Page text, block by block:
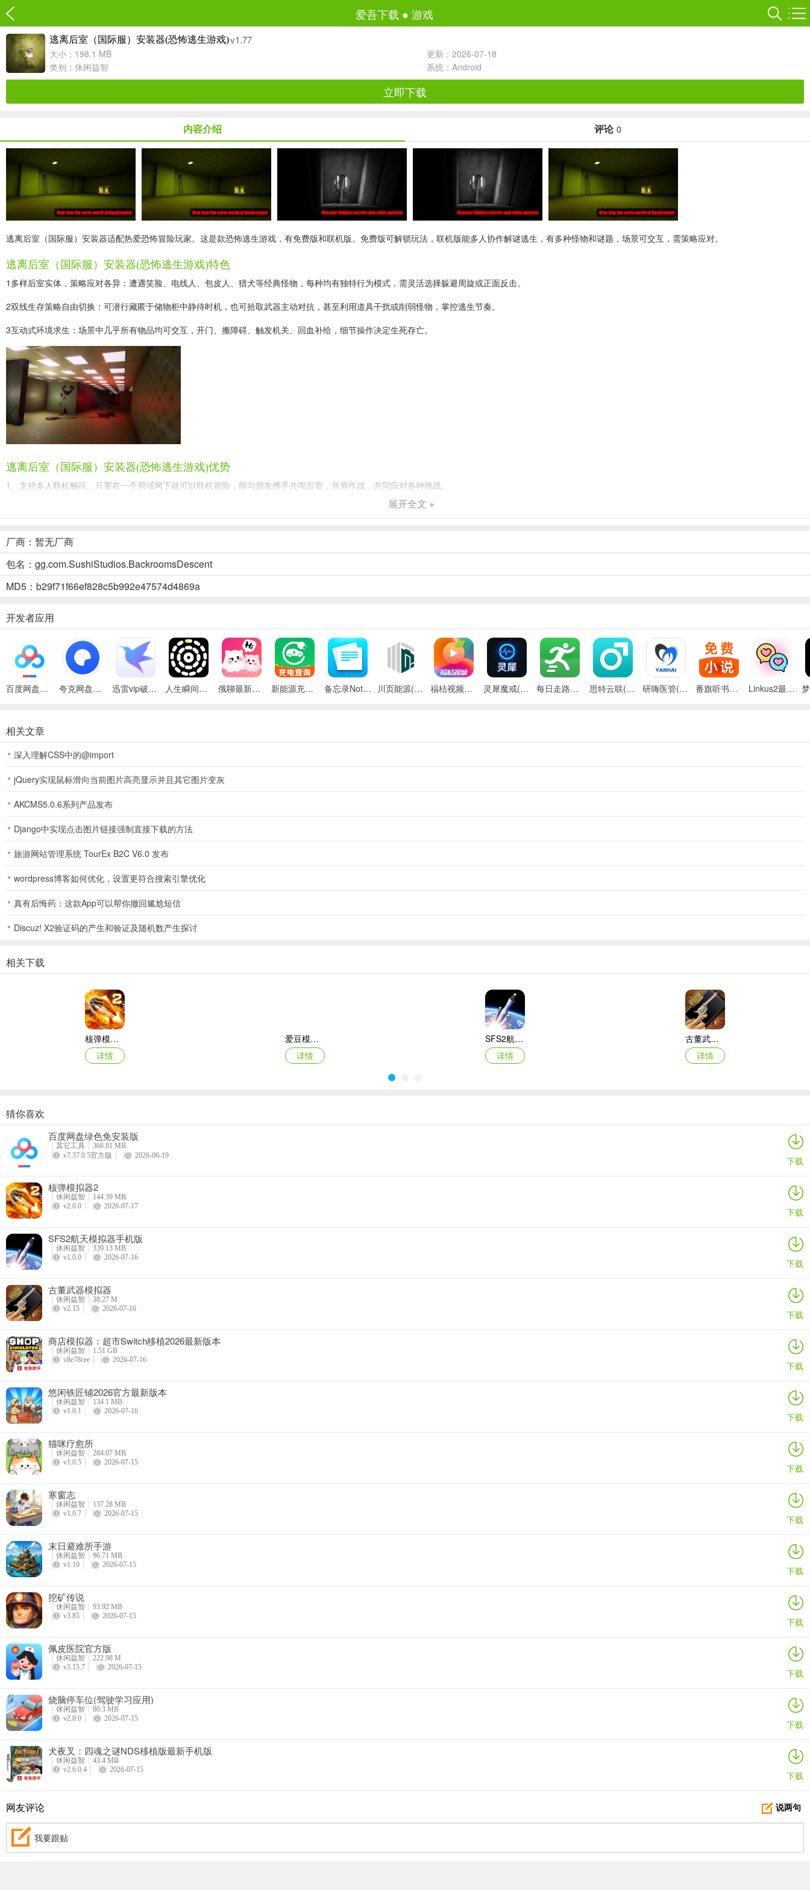
爱吾下载 ● 游戏
逃离后室（国际服）安装器(恐怖逃生游戏)v1.77
大小：198.1 MB
更新：2026-07-18
类别： 休闲益智 系统：Android
立即下载
内容介绍 评论 0
逃离后室（国际服）安装器适配热爱恐怖冒险玩家。这是款恐怖逃生游戏，有免费版和联机版。免费版可解锁玩法，联机版能多人协作解谜逃生，有多种怪物和谜题，场景可交互，需策略应对。
逃离后室（国际服）安装器(恐怖逃生游戏)特色
1多样后室实体，策略应对各异：遭遇笑脸、电线人、包皮人、猎犬等经典怪物，每种均有独特行为模式，需灵活选择躲避周旋或正面反击。
2双线生存策略自由切换：可潜行藏匿于储物柜中静待时机，也可拾取武器主动对抗，甚至利用道具干扰或削弱怪物，掌控逃生节奏。
3互动式环境求生：场景中几乎所有物品均可交互，开门、搬障碍、触发机关、回血补给，细节操作决定生死存亡。
逃离后室（国际服）安装器(恐怖逃生游戏)优势
1、支持多人联机畅玩，只要在一个局域网下就可以联机冒险，能与朋友携手共闯后室，并肩作战，共同应对各种挑战。
2、拥有近距离的语言系统，远离同伴将会无法进行沟通，增加了游戏的紧张感与真实临场感，让玩家更能沉浸其中。
4、多层迷宫主题化关卡，每层后室拥有独立美术风格与核心机制，从荧光办公室到血肉走廊，层层递进，惊喜与惊悚并存，带来丰富多变的游戏体验。
逃离后室（国际服）安装器(恐怖逃生游戏)怎么样
2、游戏以第一人称视角打造，有细腻场景细节与沉浸式音效，代入感强。
3、支持多人联机畅玩，模式丰富多样，操作界面直观，新手也能轻松上手。
展开全文 +
厂商：暂无厂商
包名：gg.com.SushiStudios.BackroomsDescent
MD5：b29f71f66ef828c5b992e47574d4869a
开发者应用
百度网盘绿色免安装Pc电脑版 夸克网盘官方正式版 迅雷vip破解版永久会员2024版 人生瞬间最新手机版 俄聊最新手机版 新能源充电桩查询(充电桩查询应用) 备忘录Note(多功能记事APP) 川页能源(电池管理应用) 福桔视频最新手机版 灵犀魔戒(运动睡眠管家) 每日走路计步(运动健康记录) 思特云联(视频监控应用) 研嗨医管(医院管理平台) 番旗听书免费畅听(听书软件) Linkus2最新手机版
相关文章
深入理解CSS中的@import
jQuery实现鼠标滑向当前图片高亮显示并且其它图片变灰
AKCMS5.0.6系列产品发布
Django中实现点击图片链接强制直接下载的方法
旅游网站管理系统 TourEx B2C V6.0 发布
wordpress博客如何优化，设置更符合搜索引擎优化
真有后悔药：这款App可以帮你撤回尴尬短信
Discuz! X2验证码的产生和验证及随机数产生探讨
相关下载
核弹模拟器2
详情
爱豆模拟器最新版
详情
SFS2航天模拟器手机版
详情
古董武器模拟器
详情
商店模拟器：超市Switch移植2026最新版本
详情
悠闲铁匠铺2026官方最新版本
猫咪疗愈所
寒窗志
猜你喜欢
百度网盘绿色免安装版
其它工具
366.81 MB
v7.37.0.5官方版
2026-06-19 下载
核弹模拟器2
休闲益智
144.39 MB
v2.0.0
2026-07-17 下载
SFS2航天模拟器手机版
休闲益智
339.13 MB
v1.0.0
2026-07-16 下载
古董武器模拟器
休闲益智
38.27 M
v2.15
2026-07-16 下载
商店模拟器：超市Switch移植2026最新版本
休闲益智
1.51 GB
v8e78cee
2026-07-16 下载
悠闲铁匠铺2026官方最新版本
休闲益智
134.1 MB
v1.0.1
2026-07-16 下载
猫咪疗愈所
休闲益智
284.07 MB
v1.0.5
2026-07-15 下载
寒窗志
休闲益智
137.28 MB
v1.0.7
2026-07-15 下载
末日避难所手游
休闲益智
96.71 MB
v1.10
2026-07-15 下载
挖矿传说
休闲益智
93.92 MB
v3.85
2026-07-15 下载
佩皮医院官方版
休闲益智
222.98 M
v3.15.7
2026-07-15 下载
烧脑停车位(驾驶学习应用)
休闲益智
80.3 MB
v2.0.0
2026-07-15 下载
犬夜叉：四魂之谜NDS移植版最新手机版
休闲益智
43.4 MB
v2.6.0.4
2026-07-15 下载
说两句
网友评论
我要跟贴